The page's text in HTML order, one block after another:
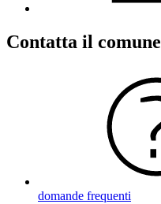
Contatta il comune
domande frequenti